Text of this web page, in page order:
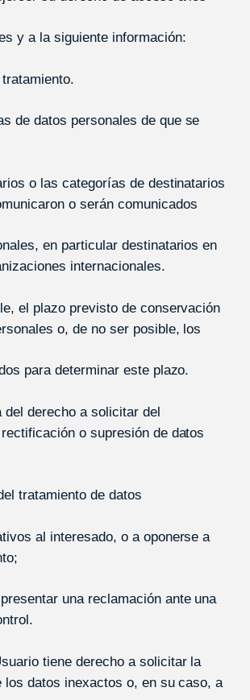
y a la siguiente información:
de datos personales de que se
o las categorías de destinatarios
o serán comunicados
en particular destinatarios en
internacionales.
el plazo previsto de conservación
o, de no ser posible, los
para determinar este plazo.
del derecho a solicitar del
o supresión de datos
tratamiento de datos
al interesado, o a oponerse a
una reclamación ante una
tiene derecho a solicitar la
los datos inexactos o, en su caso, a